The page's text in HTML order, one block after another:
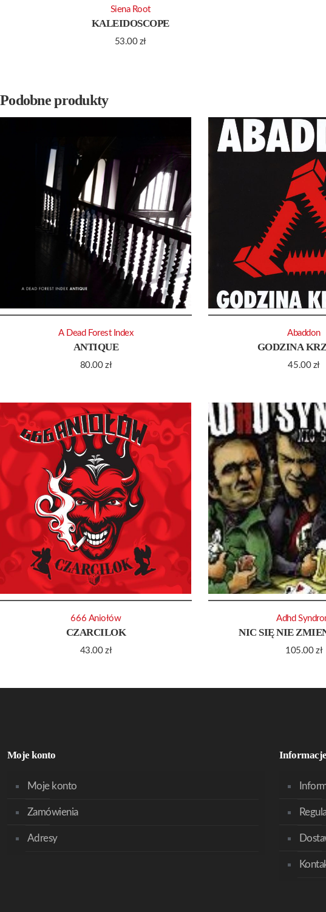
KALEIDOSCOPE
53.00 zł
Siena Root
Podobne produkty
ANTIQUE
80.00zł
A Dead Forest Index
GODZINA
45.00 zł
Abaddon
CZARCILOK
43.00zł
666 Aniołów
NIC SIĘ NIE
105.00 zł
Adhd
Moje konto
Moje konto
Zamówienia
Adresy
Informacje